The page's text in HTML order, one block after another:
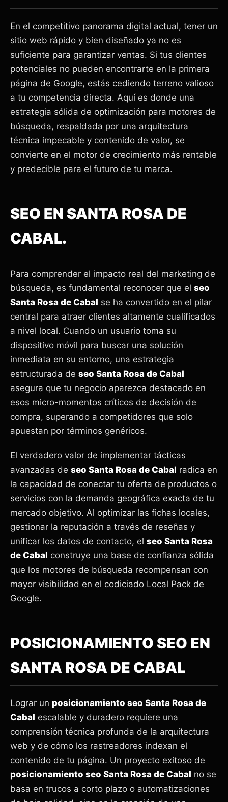
En el competitivo panorama digital actual, tener un
sitio web rápido y bien diseñado ya no es
suficiente para garantizar ventas. Si tus clientes
potenciales no pueden encontrarte en la primera
página de Google, estás cediendo terreno valioso
a tu competencia directa. Aquí es donde una
estrategia sólida de optimización para motores de
búsqueda, respaldada por una arquitectura
técnica impecable y contenido de valor, se
convierte en el motor de crecimiento más rentable
y predecible para el futuro de tu marca.
SEO EN SANTA ROSA DE
CABAL.
Para comprender el impacto real del marketing de
búsqueda, es fundamental reconocer que el seo
Santa Rosa de Cabal se ha convertido en el pilar
central para atraer clientes altamente cualificados
a nivel local. Cuando un usuario toma su
dispositivo móvil para buscar una solución
inmediata en su entorno, una estrategia
estructurada de seo Santa Rosa de Cabal
asegura que tu negocio aparezca destacado en
esos micro-momentos críticos de decisión de
compra, superando a competidores que solo
apuestan por términos genéricos.
El verdadero valor de implementar tácticas
avanzadas de seo Santa Rosa de Cabal radica en
la capacidad de conectar tu oferta de productos o
servicios con la demanda geográfica exacta de tu
mercado objetivo. Al optimizar las fichas locales,
gestionar la reputación a través de reseñas y
unificar los datos de contacto, el seo Santa Rosa
de Cabal construye una base de confianza sólida
que los motores de búsqueda recompensan con
mayor visibilidad en el codiciado Local Pack de
Google.
POSICIONAMIENTO SEO EN
SANTA ROSA DE CABAL
Lograr un posicionamiento seo Santa Rosa de
Cabal escalable y duradero requiere una
comprensión técnica profunda de la arquitectura
web y de cómo los rastreadores indexan el
contenido de tu página. Un proyecto exitoso de
posicionamiento seo Santa Rosa de Cabal no se
basa en trucos a corto plazo o automatizaciones